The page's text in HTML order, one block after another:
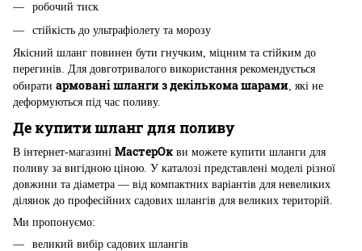
робочий тиск
стійкість до ультрафіолету та морозу
Якісний шланг повинен бути гнучким, міцним та стійким до
перегинів. Для довготривалого використання рекомендується
обирати армовані шланги з декількома шарами, які не
деформуються під час поливу.
Де купити шланг для поливу
В інтернет-магазині МастерОк ви можете купити шланги для
поливу за вигідною ціною. У каталозі представлені моделі різної
довжини та діаметра — від компактних варіантів для невеликих
ділянок до професійних садових шлангів для великих територій.
Ми пропонуємо:
великий вибір садових шлангів